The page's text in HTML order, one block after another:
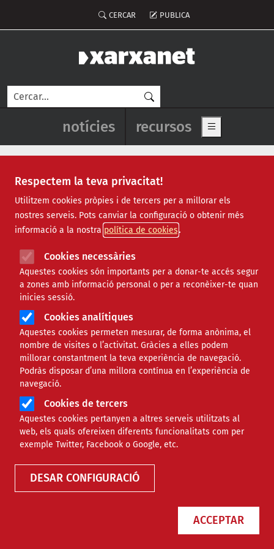
Respectem la teva privacitat!
Utilitzem cookies pròpies i de tercers per a millorar els
nostres serveis. Pots canviar la configuració o obtenir més
informació a la nostra política de cookies
Cookies necessàries
Aquestes cookies són importants per a donar-te accés segur
a zones amb informació personal o per a reconèixer-te quan
inicies sessió.
Cookies analítiques
Aquestes cookies permeten mesurar, de forma anònima, el
nombre de visites o l’activitat. Gràcies a elles podem
millorar constantment la teva experiència de navegació.
Podràs disposar d’una millora contínua en l’experiència de
navegació.
Cookies de tercers
Aquestes cookies pertanyen a altres serveis utilitzats al
web, els quals ofereixen diferents funcionalitats com per
exemple Twitter, Facebook o Google, etc.
DESAR CONFIGURACIÓ
ACCEPTAR
Menú del compte d'usuari
CERCAR PUBLICA
Cerca
Navegació principal de
notícies recursos Show main
alfabetització
Com combatre la desinformació i
els discursos d’odi en un context
digital cada vegada més complex?